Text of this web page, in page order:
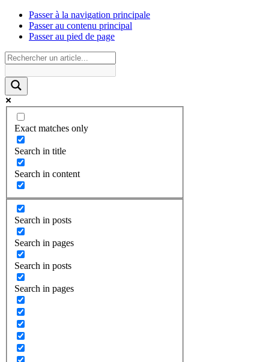
Passer à la navigation principale
Passer au contenu principal
Passer au pied de page
Exact matches only
Search in title
Search in content
Search in posts
Search in pages
Search in posts
Search in pages